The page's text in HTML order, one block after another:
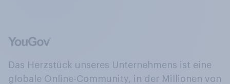
Das Herzstück unseres Unternehmens ist eine
globale Online-Community, in der Millionen von